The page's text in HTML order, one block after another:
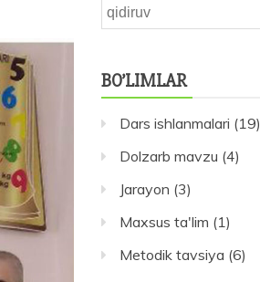
Qidirshish:
BO’LIMLAR
Dars ishlanmalari (19)
Dolzarb mavzu (4)
Jarayon (3)
Maxsus ta'lim (1)
Metodik tavsiya (6)